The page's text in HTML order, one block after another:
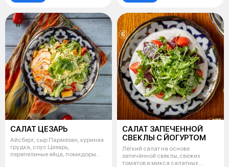
САЛАТ ЦЕЗАРЬ
Айсберг, сыр Пармезан, куриная
грудка, соус Цезарь,
перепелиные яйца, помидоры
САЛАТ ЗАПЕЧЕННОЙ
СВЕКЛЫ С ЙОГУРТОМ
Лёгкий салат на основе
запечённой свёклы, свежих
томатов и микса салатных